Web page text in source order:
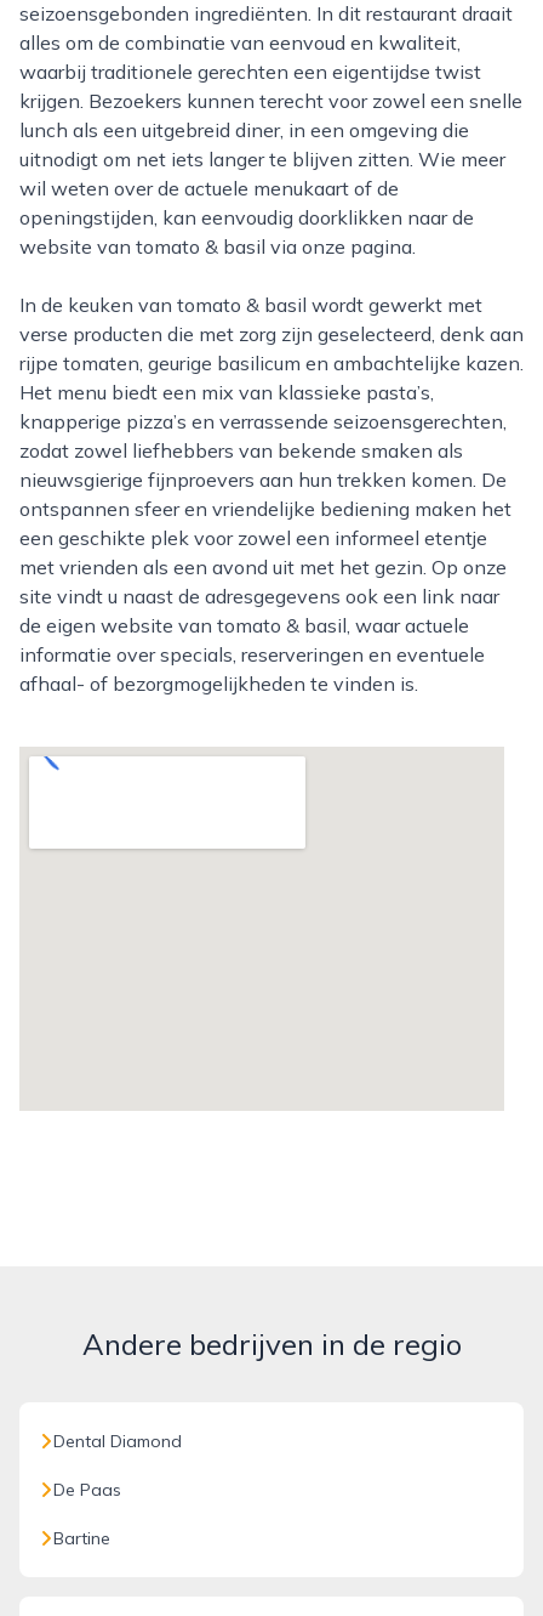
seizoensgebonden ingrediënten. In dit restaurant draait
alles om de combinatie van eenvoud en kwaliteit,
waarbij traditionele gerechten een eigentijdse twist
krijgen. Bezoekers kunnen terecht voor zowel een snelle
lunch als een uitgebreid diner, in een omgeving die
uitnodigt om net iets langer te blijven zitten. Wie meer
wil weten over de actuele menukaart of de
openingstijden, kan eenvoudig doorklikken naar de
website van tomato & basil via onze pagina.
In de keuken van tomato & basil wordt gewerkt met
verse producten die met zorg zijn geselecteerd, denk aan
rijpe tomaten, geurige basilicum en ambachtelijke kazen.
Het menu biedt een mix van klassieke pasta’s,
knapperige pizza’s en verrassende seizoensgerechten,
zodat zowel liefhebbers van bekende smaken als
nieuwsgierige fijnproevers aan hun trekken komen. De
ontspannen sfeer en vriendelijke bediening maken het
een geschikte plek voor zowel een informeel etentje
met vrienden als een avond uit met het gezin. Op onze
site vindt u naast de adresgegevens ook een link naar
de eigen website van tomato & basil, waar actuele
informatie over specials, reserveringen en eventuele
afhaal- of bezorgmogelijkheden te vinden is.
Andere bedrijven in de regio
Dental Diamond
De Paas
Bartine